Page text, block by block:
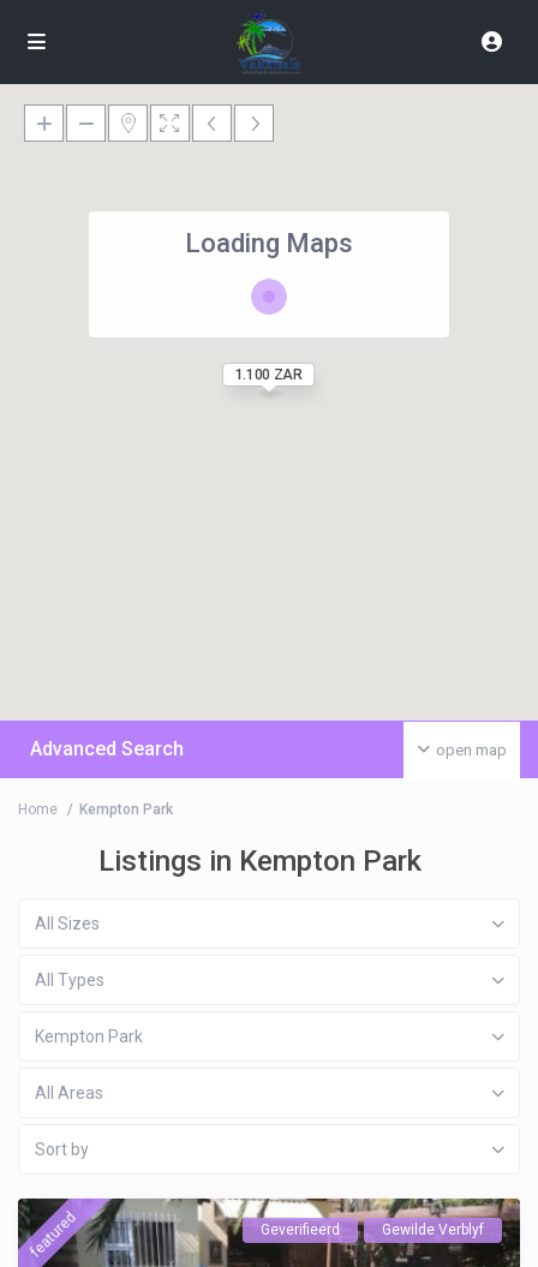
1.100 ZAR
Loading Maps
open map
Advanced Search
Home Kempton Park
Listings in Kempton Park
All Sizes
All Types
Kempton Park
All Areas
Sort by
featured Geverifieerd Gewilde Verblyf